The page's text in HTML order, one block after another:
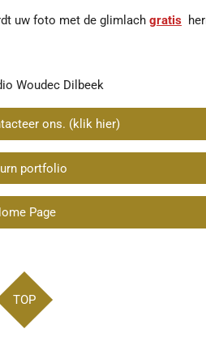
uw foto met de glimlach gratis
Woudec Dilbeek
ons. (klik hier)
portfolio
Page
TOP